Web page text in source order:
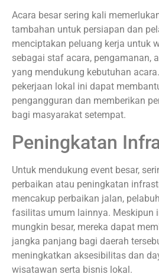
Acara besar sering kali
tambahan untuk persiapan dan
menciptakan peluang kerja untuk
sebagai staf acara, pengamanan,
yang mendukung kebutuhan
pekerjaan lokal ini dapat
pengangguran dan memberikan
bagi masyarakat setempat.
Peningkatan
Untuk mendukung event besar,
perbaikan atau peningkatan
mencakup perbaikan jalan,
fasilitas umum lainnya. Meskipun
mungkin besar, mereka dapat
jangka panjang bagi daerah
meningkatkan aksesibilitas dan
wisatawan serta bisnis lokal.